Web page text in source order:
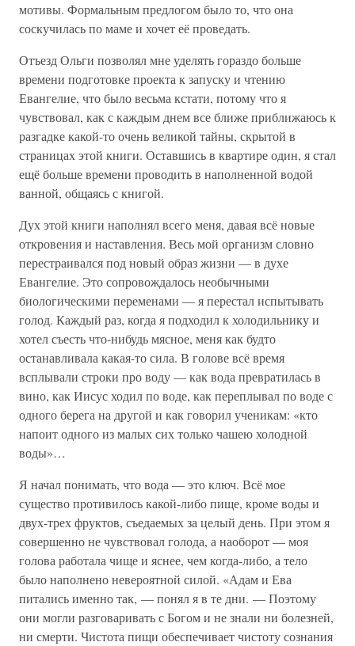
мотивы. Формальным предлогом было то, что она
соскучилась по маме и хочет её проведать.
Отъезд Ольги позволял мне уделять гораздо больше
времени подготовке проекта к запуску и чтению
Евангелие, что было весьма кстати, потому что я
чувствовал, как с каждым днем все ближе приближаюсь к
разгадке какой-то очень великой тайны, скрытой в
страницах этой книги. Оставшись в квартире один, я стал
ещё больше времени проводить в наполненной водой
ванной, общаясь с книгой.
Дух этой книги наполнял всего меня, давая всё новые
откровения и наставления. Весь мой организм словно
перестраивался под новый образ жизни — в духе
Евангелие. Это сопровождалось необычными
биологическими переменами — я перестал испытывать
голод. Каждый раз, когда я подходил к холодильнику и
хотел съесть что-нибудь мясное, меня как будто
останавливала какая-то сила. В голове всё время
всплывали строки про воду — как вода превратилась в
вино, как Иисус ходил по воде, как переплывал по воде с
одного берега на другой и как говорил ученикам: «кто
напоит одного из малых сих только чашею холодной
воды»…
Я начал понимать, что вода — это ключ. Всё мое
существо противилось какой-либо пище, кроме воды и
двух-трех фруктов, съедаемых за целый день. При этом я
совершенно не чувствовал голода, а наоборот — моя
голова работала чище и яснее, чем когда-либо, а тело
было наполнено невероятной силой. «Адам и Ева
питались именно так, — понял я в те дни. — Поэтому
они могли разговаривать с Богом и не знали ни болезней,
ни смерти. Чистота пищи обеспечивает чистоту сознания